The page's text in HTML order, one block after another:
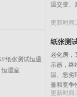
温交变、
更新时间
纸张测
老化房，
示器，终
温、恶劣
量和竞争
更新时间